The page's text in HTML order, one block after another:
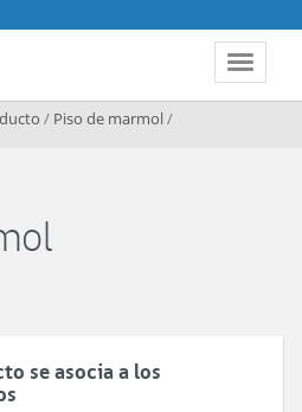
Toggle
/ Piso de marmol/
se asocia a los